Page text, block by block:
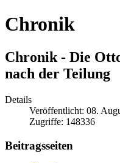
Chronik
Chronik - Die
nach der Teilung
Details
Veröffentlicht: 08.
Zugriffe: 148336
Beitragsseiten